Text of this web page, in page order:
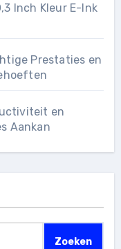
Inch Kleur E-Ink
Prestaties en
en
Aankan
Zoeken